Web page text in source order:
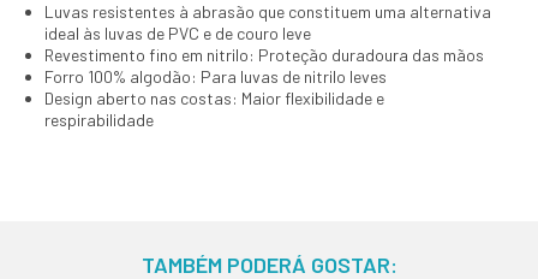
Luvas resistentes à abrasão que constituem uma alternativa
ideal às luvas de PVC e de couro leve
Revestimento fino em nitrilo: Proteção duradoura das mãos
Forro 100% algodão: Para luvas de nitrilo leves
Design aberto nas costas: Maior flexibilidade e
respirabilidade
TAMBÉM PODERÁ GOSTAR: